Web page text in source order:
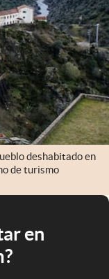
deshabitado en
de turismo
en